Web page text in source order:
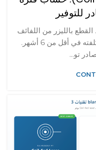
خط القطع بالليزر من اللفائف
(coil-fed laser cutting line) تكلفته في أقل من 6 أشهر.
تو...